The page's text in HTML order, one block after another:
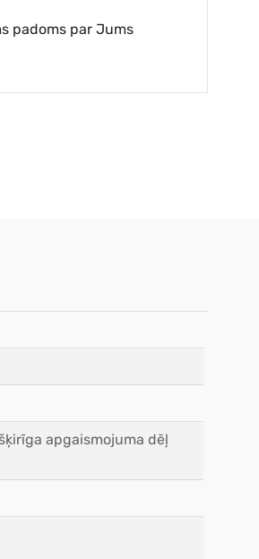
padoms par Jums
apgaismojuma dēļ